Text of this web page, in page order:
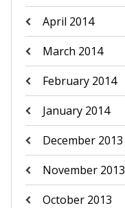
April 2014
March 2014
February 2014
January 2014
December 2013
November 2013
October 2013